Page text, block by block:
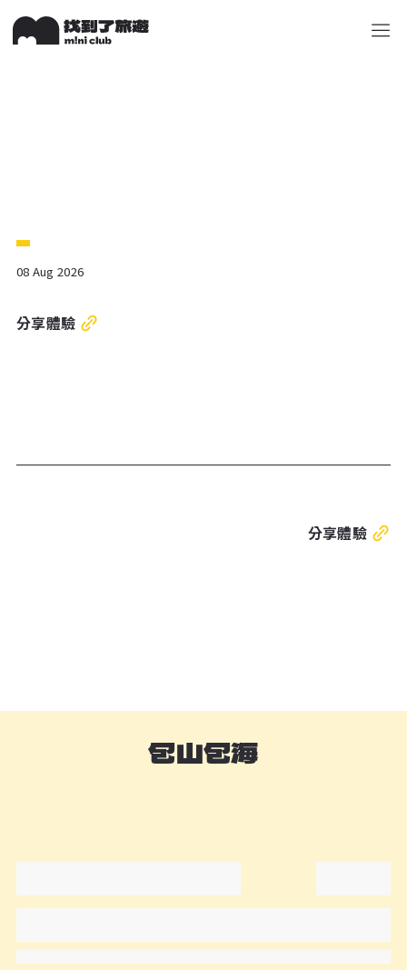
08 Aug 2026
分享體驗
分享體驗
包山包海